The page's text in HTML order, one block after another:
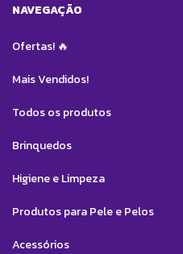
NAVEGAÇÃO
Ofertas! 🔥
Mais Vendidos!
Todos os produtos
Brinquedos
Higiene e Limpeza
Produtos para Pele e Pelos
Acessórios